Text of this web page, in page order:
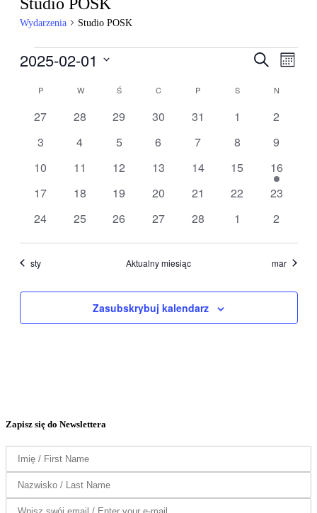
Wydarzenia Studio POSK
Wydarzenia Szukaj
Miesiąc
2025-02-01
datę.
Kalendarz
Wydarzenia
PPONIEDZIAŁEK
WWTOREKŚŚRODA C CZWARTEK
P SSOBOTA N
0
27
0
28
0
29
0
30
0
31
0
1
0
2
0
3
0
4
0
5
0
6
0
7
0
8
0
9
0
10
0
11
0
12
0
13
0
14
0
wydarzenia
15
1
16
0
17
0
18
0
19
0
20
0
21
0
22
0
23
0
24
0
25
0
26
0
27
0
28
0
1
0
2
sty Aktualny miesiąc mar
Zasubskrybuj kalendarz
Zapisz się do Newslettera